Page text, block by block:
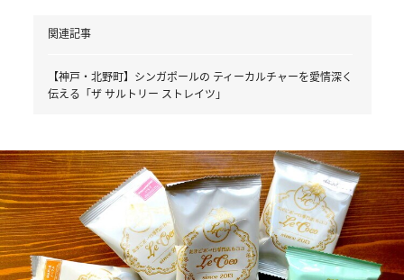
関連記事
【神戸・北野町】シンガポールの ティーカルチャーを愛情深く
伝える「ザ サルトリー ストレイツ」